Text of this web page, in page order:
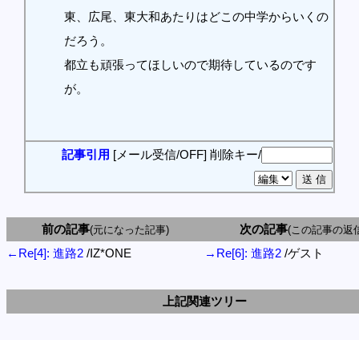
東、広尾、東大和あたりはどこの中学からいくの
だろう。
都立も頑張ってほしいので期待しているのです
が。
記事引用 [メール受信/OFF] 削除キー/
前の記事(元になった記事) 次の記事(この記事の返
←Re[4]: 進路2 /IZ*ONE →Re[6]: 進路2 /ゲスト
上記関連ツリー